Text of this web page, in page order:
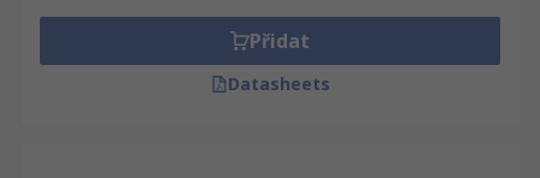
Přidat
Datasheets